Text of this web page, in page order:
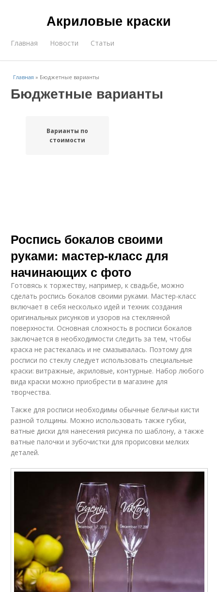
Акриловые краски
Главная Новости Статьи
Главная » Бюджетные варианты
Бюджетные варианты
Варианты по
стоимости
Роспись бокалов своими
руками: мастер-класс для
начинающих с фото
Готовясь к торжеству, например, к свадьбе, можно
сделать роспись бокалов своими руками. Мастер-класс
включает в себя несколько идей и техник создания
оригинальных рисунков и узоров на стеклянной
поверхности. Основная сложность в росписи бокалов
заключается в необходимости следить за тем, чтобы
краска не растекалась и не смазывалась. Поэтому для
росписи по стеклу следует использовать специальные
краски: витражные, акриловые, контурные. Набор любого
вида краски можно приобрести в магазине для
творчества.
Также для росписи необходимы обычные беличьи кисти
разной толщины. Можно использовать также губки,
ватные диски для нанесения рисунка по шаблону, а также
ватные палочки и зубочистки для прорисовки мелких
деталей.